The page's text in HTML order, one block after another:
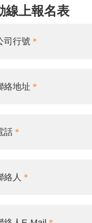
線上報名表
司行號
絡地址
話
絡人